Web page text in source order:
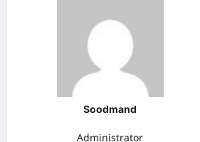
Soodmand
Administrator